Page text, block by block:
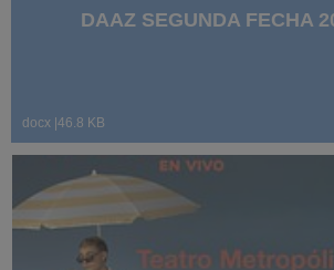
DAAZ SEGUNDA FECHA
docx |46.8 KB